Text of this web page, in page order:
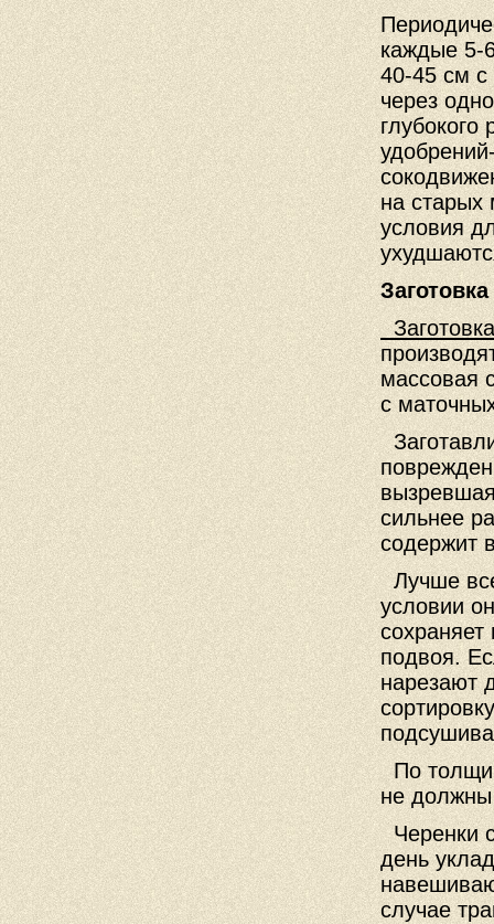
каждые 5-
40-45 см
через
на старых
условия
массовая
с
сильнее
содержит
Лучше
условии
сохраняет
подвоя.
нарезают
По
не
Черенки
день
случае